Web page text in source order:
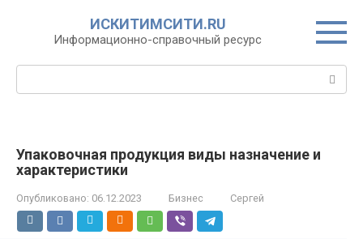
ИСКИТИМСИТИ.RU
Информационно-справочный ресурс
Упаковочная продукция виды назначение и
характеристики
Опубликовано: 06.12.2023 Бизнес Сергей